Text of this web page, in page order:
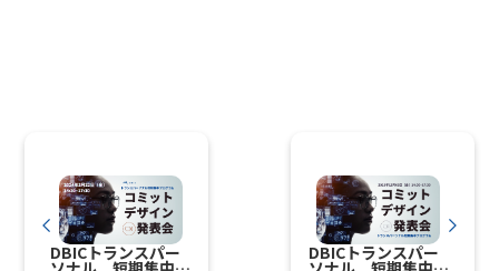
DBICトランスパー DBICトランスパー